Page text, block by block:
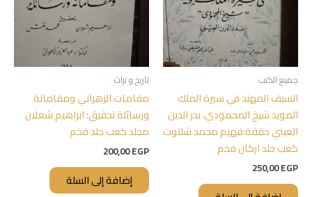
جميع الكتب
السيف المهند في سيرة الملك
المويد شيخ المحمودي، بدر الدين
العيني حققة:فهيم محمد شلتوت
كعب جلد اركان فخم
250,00EGP
تاريخ و تراث
مقامات الزهراني ومقاماتة
ورسائلة تحقيق: ابراهيم شعلان
مجلد كعب جلد فخم
200,00EGP
إضافة إلى السلة